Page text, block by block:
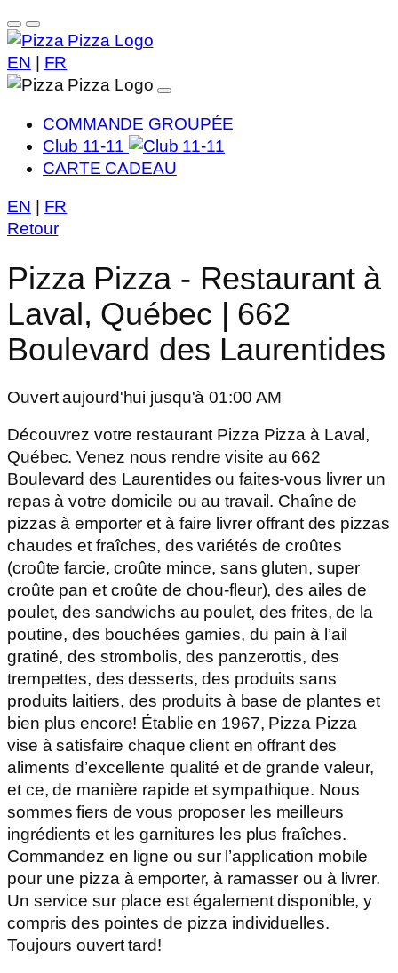
EN FR
COMMANDE GROUPÉE
Club 11-11
CARTE CADEAU
EN
FR
Retour
Pizza Pizza - Restaurant à
Laval, Québec | 662
Boulevard des Laurentides
Ouvert aujourd'hui jusqu'à 01:00 AM
Découvrez votre restaurant Pizza Pizza à Laval,
Québec. Venez nous rendre visite au 662
Boulevard des Laurentides ou faites-vous livrer un
repas à votre domicile ou au travail. Chaîne de
pizzas à emporter et à faire livrer offrant des pizzas
chaudes et fraîches, des variétés de croûtes
(croûte farcie, croûte mince, sans gluten, super
croûte pan et croûte de chou-fleur), des ailes de
poulet, des sandwichs au poulet, des frites, de la
poutine, des bouchées garnies, du pain à l’ail
gratiné, des strombolis, des panzerottis, des
trempettes, des desserts, des produits sans
produits laitiers, des produits à base de plantes et
bien plus encore! Établie en 1967, Pizza Pizza
vise à satisfaire chaque client en offrant des
aliments d’excellente qualité et de grande valeur,
et ce, de manière rapide et sympathique. Nous
sommes fiers de vous proposer les meilleurs
ingrédients et les garnitures les plus fraîches.
Commandez en ligne ou sur l’application mobile
pour une pizza à emporter, à ramasser ou à livrer.
Un service sur place est également disponible, y
compris des pointes de pizza individuelles.
Toujours ouvert tard!